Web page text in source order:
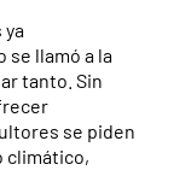
ya
se llamó a la
tanto. Sin
se piden
climático,